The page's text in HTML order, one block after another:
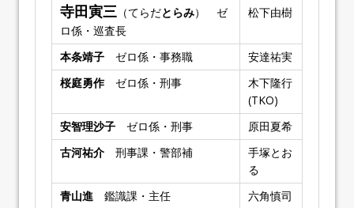
寺田寅三 （てらだとらみ） ゼ
ロ係・巡査長
松下由樹
本条靖子 ゼロ係・事務職
安達祐実
桜庭勇作ゼロ係・刑事
木下隆行
(TKO)
安智理沙子 ゼロ係・刑事
原田夏希
古河祐介 刑事課・警部補
手塚とお
る
青山進 鑑識課・主任
六角慎司